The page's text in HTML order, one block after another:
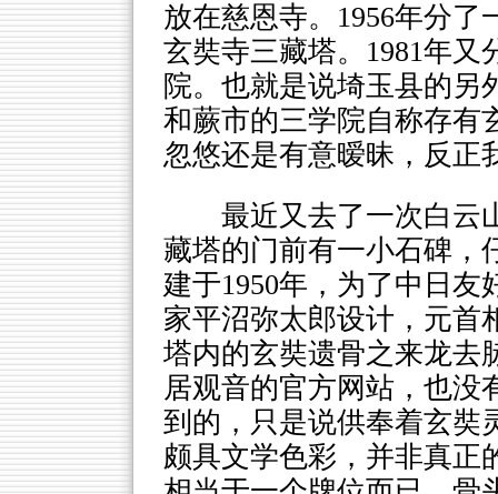
放在慈恩寺。1956年分
玄奘寺三藏塔。1981年
院。也就是说埼玉县的另
和蕨市的三学院自称存有
忽悠还是有意暧昧，反正
最近又去了一次白云
藏塔的门前有一小石碑，
建于1950年，为了中日
家平沼弥太郎设计，元首
塔内的玄奘遗骨之来龙去
居观音的官方网站，也没
到的，只是说供奉着玄奘
颇具文学色彩，并非真正